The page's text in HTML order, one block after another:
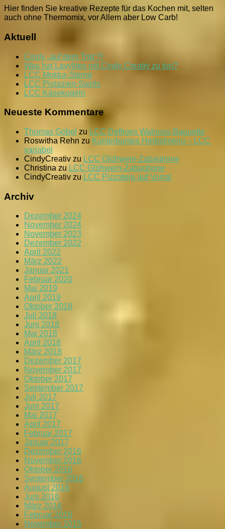
Bunte
Gemüsesuppe
Hier finden Sie kreative Rezepte für das Kochen mit, selten
auch ohne Thermomix, vor Allem aber Low Carb!
Aktuell
Cindy „auf dem Trip“?!
Was hat Lavylites mit Cindy Creativ zu tun?
LCC Mokka-Sterne
LCC Pistazien-Swirls
LCC Käsekugeln
Neueste Kommentare
Thomas Göbel zu LCC Deftiges Walnuss-Baguette
Roswitha Rehn zu Kunterbuntes Herbstmenü – LCC
variabel
CindyCreativ zu LCC Glühwein-Zabaglione
Christina zu LCC Glühwein-Zabaglione
CindyCreativ zu LCC Pizzateig auf Vorrat
Archiv
Dezember 2024
November 2024
November 2023
Dezember 2022
April 2022
März 2022
Januar 2021
Februar 2020
Mai 2019
April 2019
Oktober 2018
Juli 2018
Juni 2018
Mai 2018
April 2018
März 2018
Dezember 2017
November 2017
Oktober 2017
September 2017
Juli 2017
Juni 2017
Mai 2017
April 2017
Februar 2017
Januar 2017
Dezember 2016
November 2016
Oktober 2016
September 2016
August 2016
Juni 2016
März 2016
Februar 2016
November 2015